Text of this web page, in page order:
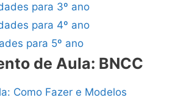
para 3º ano
para 4º ano
para 5º ano
de Aula: BNCC
Como Fazer e Modelos